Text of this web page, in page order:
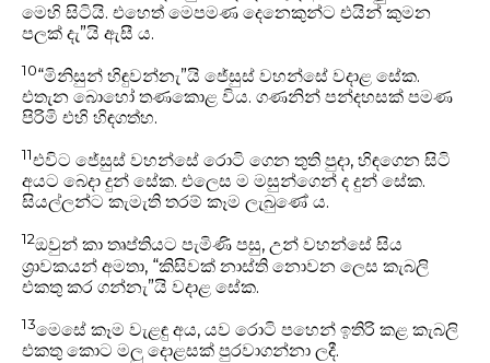
මෙහි සිටියි. එහෙත් මෙපමණ දෙනෙකුන්ට එයින් කුමන
පලක් දැ”යි ඇසී ය.
10“මිනිසුන් හිඳුවන්නැ”යි ජේසුස් වහන්සේ වදාළ සේක.
එතැන බොහෝ තණකොළ විය. ගණනින් පන්දහසක් පමණ
පිරිමි එහි හිඳගත්හ.
11එවිට ජේසුස් වහන්සේ රොටි ගෙන තුති පුදා, හිඳගෙන සිටි
අයට බෙදා දුන් සේක. එලෙස ම මසුන්ගෙන් ද දුන් සේක.
සියල්ලන්ට කැමැති තරම් කෑම ලැබුණේ ය.
12ඔවුන් කා තෘප්තියට පැමිණි පසු, උන් වහන්සේ සිය
ශ්‍රාවකයන් අමතා, “කිසිවක් නාස්ති නොවන ලෙස කැබලි
එකතු කර ගන්නැ”යි වදාළ සේක.
13මෙසේ කෑම වැළඳු අය, යව රොටි පහෙන් ඉතිරි කළ කැබලි
එකතු කොට මලු දොළසක් පුරවාගන්නා ලදී.